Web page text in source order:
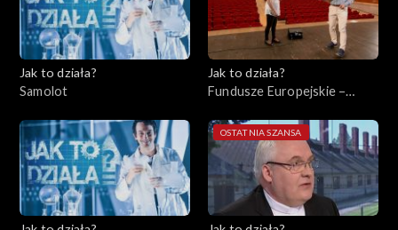
Jak to działa?
Samolot
Jak to działa?
Fundusze Europejskie –
OSTATNIA SZANSA